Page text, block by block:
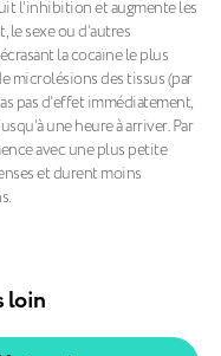
l’inhibition et augmente les
le sexe ou d’autres
la cocaïne le plus
microlésions des tissus (par
pas d’effet immédiatement,
une heure à arriver. Par
avec une plus petite
et durent moins
loin